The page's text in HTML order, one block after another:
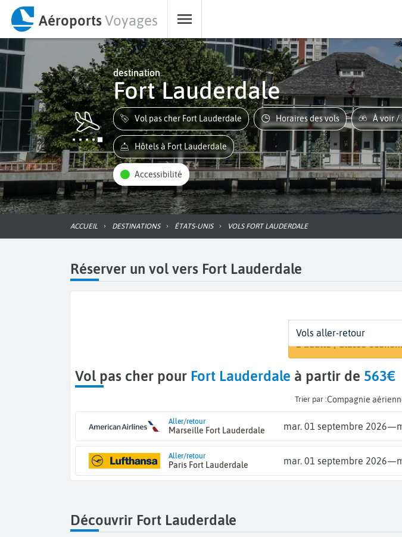
AéroportsVoyages
destination
Fort Lauderdale
Vol pas cher Fort Lauderdale Horaires des vols À voir
Hôtels à Fort Lauderdale
Accessibilité
ACCUEIL DESTINATIONS ÉTATS-UNIS VOLS FORT LAUDERDALE
Réserver un vol vers Fort Lauderdale
Départ
De...
Dates
Dates de votre voyage
Voyageurs | Classe
1 adulte | Classe
Vols aller-retour
Vol pas cher pour Fort Lauderdale à partir de 563€
Trier par : Compagnie
Aller/retour
Marseille Fort Lauderdale mar. 01 septembre 2026—
Aller/retour
Paris Fort Lauderdale mar. 01 septembre 2026—
Découvrir Fort Lauderdale